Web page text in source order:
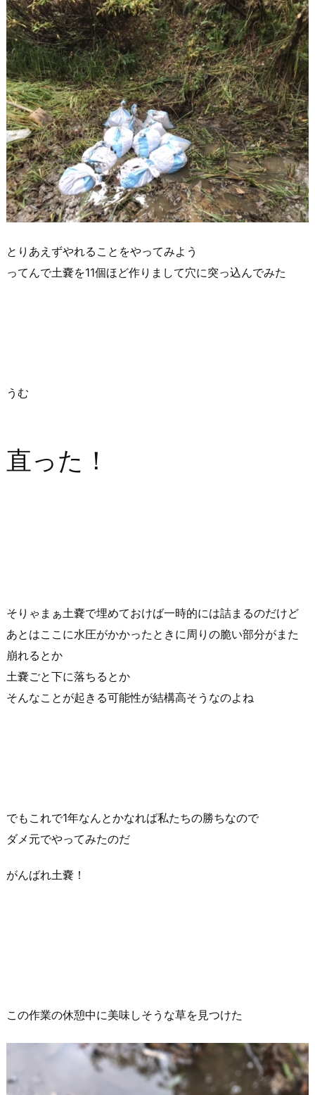
とりあえずやれることをやってみよう
ってんで土嚢を11個ほど作りまして穴に突っ込んでみた
うむ
直った！
そりゃまぁ土嚢で埋めておけば一時的には詰まるのだけど
あとはここに水圧がかかったときに周りの脆い部分がまた
崩れるとか
土嚢ごと下に落ちるとか
そんなことが起きる可能性が結構高そうなのよね
でもこれで1年なんとかなれば私たちの勝ちなので
ダメ元でやってみたのだ
がんばれ土嚢！
この作業の休憩中に美味しそうな草を見つけた